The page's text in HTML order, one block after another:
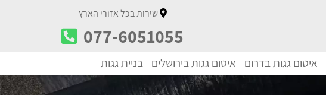
שירות בכל אזורי הארץ
077-6051055
איטום גגות בדרום איטום גגות בירושלים בניית גגות